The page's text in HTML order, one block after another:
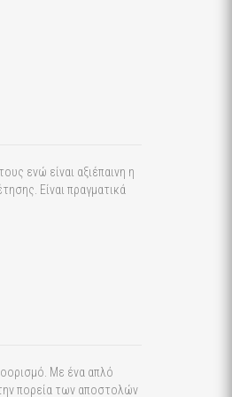
ενώ είναι αξιέπαινη η
Είναι πραγματικά
Με ένα απλό
πορεία των αποστολών